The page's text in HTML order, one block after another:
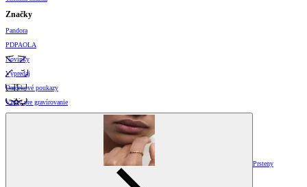
Značky
Pandora
PDPAOLA
Novinky
Výpredaj
Darčekové poukazy
Vzory pre gravírovanie
Prsteny